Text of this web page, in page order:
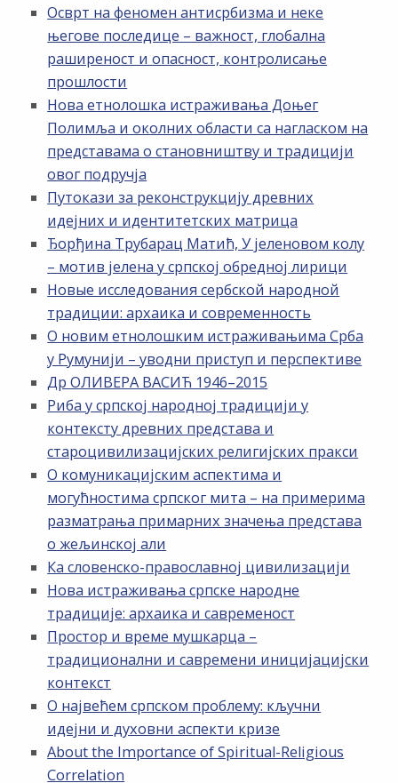
Осврт на феномен антисрбизма и неке
његове последице – важност, глобална
раширеност и опасност, контролисање
прошлости
Нова етнолошка истраживања Доњег
Полимља и околних области са нагласком на
представама о становништву и традицији
овог подручја
Путокази за реконструкцију древних
идејних и идентитетских матрица
Ђорђина Трубарац Матић, У јеленовом колу
– мотив јелена у српској обредној лирици
Новые исследования сербской народной
традиции: архаика и современность
О новим етнолошким истраживањима Срба
у Румунији – уводни приступ и перспективе
Др ОЛИВЕРА ВАСИЋ 1946–2015
Риба у српској народној традицији у
контексту древних представа и
староцивилизацијских религијских пракси
О комуникацијским аспектима и
могућностима српског мита – на примерима
разматрања примарних значења представа
о жељинској али
Ка словенско-православној цивилизацији
Нова истраживања српске народне
традиције: архаика и савременост
Простор и време мушкарца –
традиционални и савремени иницијацијски
контекст
О највећем српском проблему: кључни
идејни и духовни аспекти кризе
About the Importance of Spiritual-Religious
Correlation